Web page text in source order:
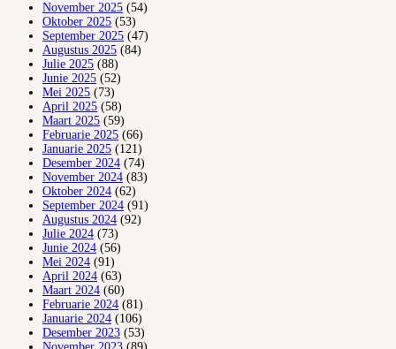
November 2025 (54)
Oktober 2025 (53)
September 2025 (47)
Augustus 2025 (84)
Julie 2025 (88)
Junie 2025 (52)
Mei 2025 (73)
April 2025 (58)
Maart 2025 (59)
Februarie 2025 (66)
Januarie 2025 (121)
Desember 2024 (74)
November 2024 (83)
Oktober 2024 (62)
September 2024 (91)
Augustus 2024 (92)
Julie 2024 (73)
Junie 2024 (56)
Mei 2024 (91)
April 2024 (63)
Maart 2024 (60)
Februarie 2024 (81)
Januarie 2024 (106)
Desember 2023 (53)